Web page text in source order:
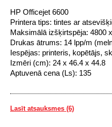
HP Officejet 6600
Printera tips: tintes ar
Maksimālā izšķirtspēja: 4800
Drukas ātrums: 14 lpp/m
Iespējas: printeris, kopētājs,
Izmēri (cm): 24 x 46.4 x 44.8
Aptuvenā cena (Ls): 135
Lasīt atsauksmes (6)